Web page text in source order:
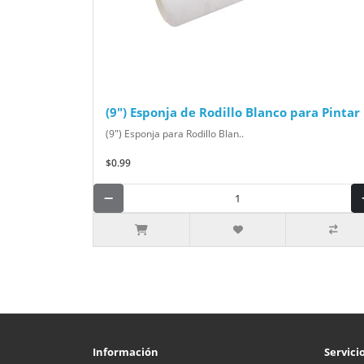
(9") Esponja de Rodillo Blanco para Pintar
(9") Esponja para Rodillo Blan..
$0.99
Información